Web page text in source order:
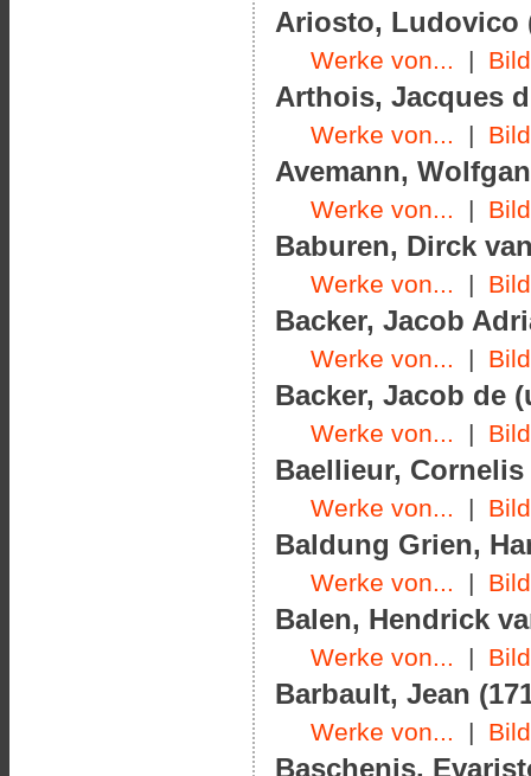
Ariosto, Ludovico
Werke von... |
Arthois, Jacques
Werke von... |
Avemann,
Werke von... |
Baburen, Dirck
Werke von... |
Backer, Jacob
Werke von... |
Backer, Jacob de
Werke von... |
Baellieur, Cornelis
Werke von... |
Baldung Grien,
Werke von... |
Balen, Hendrick
Werke von... |
Barbault, Jean
Werke von... |
Baschenis,